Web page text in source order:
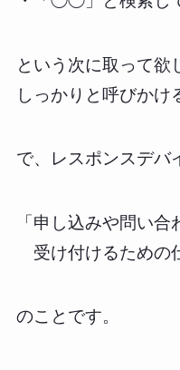
という次に取って欲
しっかりと呼びかけ
で、レスポンスデバ
「申し込みや問い合
受け付けるための
のことです。